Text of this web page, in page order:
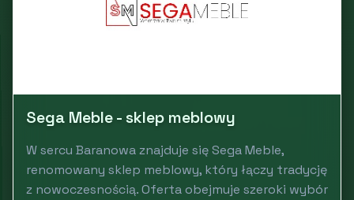
Sega Meble - sklep meblowy
W sercu Baranowa znajduje się Sega Meble,
renomowany sklep meblowy, który łączy tradycję
z nowoczesnością. Oferta obejmuje szeroki wybór